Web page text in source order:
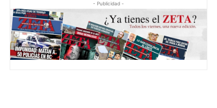
- Publicidad -